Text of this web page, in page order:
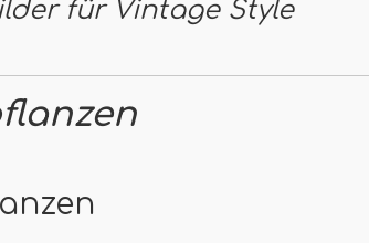
für Vintage Style